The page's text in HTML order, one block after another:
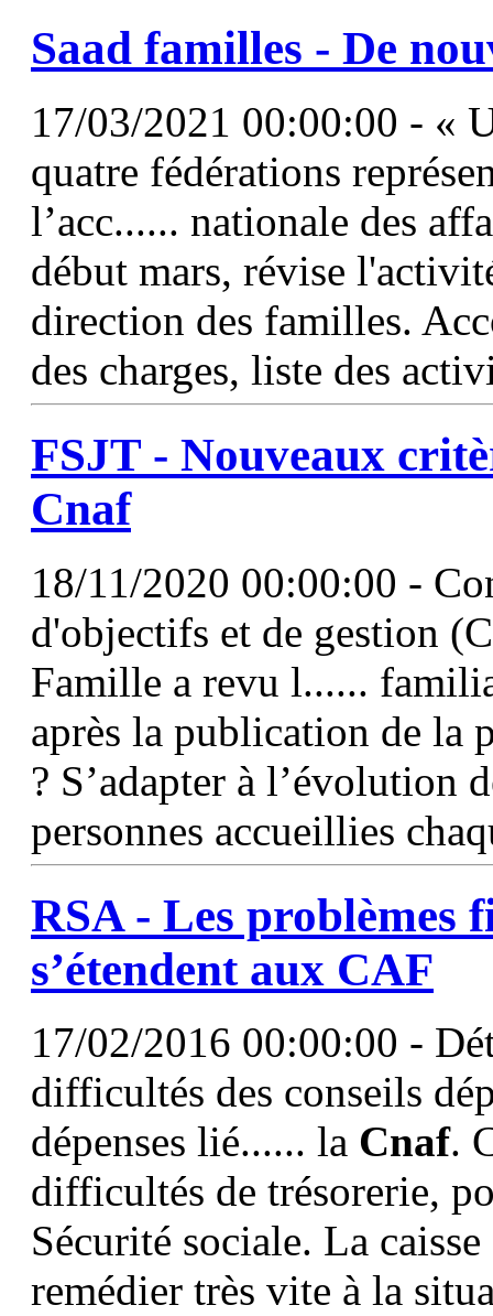
Saad familles - De
17/03/2021 00:00:00 - «
quatre fédérations
l’acc...... nationale des
début mars, révise
direction des familles.
des charges, liste des
FSJT - Nouveaux
Cnaf
18/11/2020 00:00:00 -
d'objectifs et de gestion
Famille a revu l......
après la publication de la
? S’adapter à l’évolution
personnes accueillies
RSA - Les problèmes
s’étendent aux CAF
17/02/2016 00:00:00 -
difficultés des conseils
dépenses lié...... la Cnaf.
difficultés de trésorerie,
Sécurité sociale. La
remédier très vite à la